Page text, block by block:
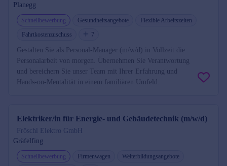
Planegg
Schnellbewerbung Gesundheitsangebote
Flexible Arbeitszeiten
Fahrtkostenzuschuss
7
Gestalten Sie als Personal-Manager (m/w/d) in Vollzeit die
Personalarbeit von morgen. Übernehmen Sie Verantwortung
und bereichern Sie unser Team mit Ihrer Erfahrung und
Hands-on-Mentalität in einem familiären Umfeld.
Elektriker/in für Energie- und Gebäudetechnik (m/w/d)
Fröschl Elektro GmbH
Gräfelfing
Schnellbewerbung Firmenwagen
Weiterbildungsangebote